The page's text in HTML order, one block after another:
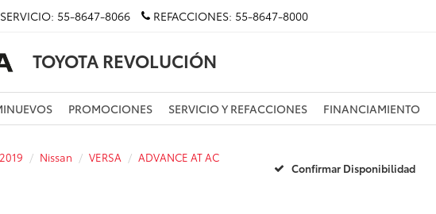
SERVICIO: 55-8647-8066 REFACCIONES: 55-8647-8000
TOYOTA REVOLUCIÓN
PROMOCIONES SERVICIO Y REFACCIONES FINANCIAMIENTO
2019 Nissan VERSA ADVANCE AT AC
Confirmar Disponibilidad